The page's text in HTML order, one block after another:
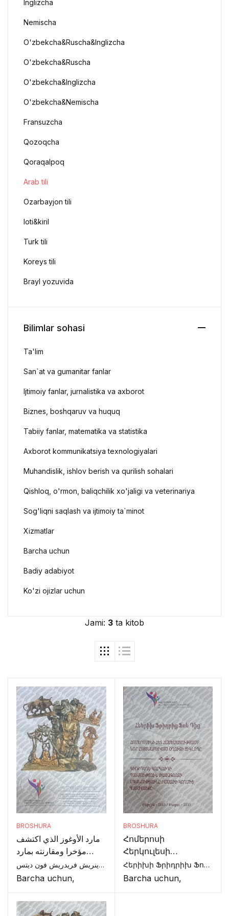
Jami: 3 ta kitob
BROSHURA
مارد الأوغوز الذي اكتشف
مؤخرا ومقارنته بمارد
"هوميروس" في ملحمة
الأوديسة
هاينريش فريدريش فون ديتس,
Barcha uchun,
BROSHURA
Հոմերոսի
Հերկուլեսի
Քննաւորութեան Եւ
Հայտերէն
Հերիխի Ֆրիդրիխ Ֆոն Դիտց,
Barcha uchun,
Inglizcha
Nemischa
O'zbekcha&Ruscha&Inglizcha
O'zbekcha&Ruscha
O'zbekcha&Inglizcha
O'zbekcha&Nemischa
Fransuzcha
Qozoqcha
Qoraqalpoq
Arab tili
Ozarbayjon tili
loti&kiril
Turk tili
Koreys tili
Brayl yozuvida
Bilimlar sohasi
Ta'lim
San`at va gumanitar fanlar
Ijtimoiy fanlar, jurnalistika va axborot
Biznes, boshqaruv va huquq
Tabiiy fanlar, matematika va statistika
Axborot kommunikatsiya texnologiyalari
Muhandislik, ishlov berish va qurilish sohalari
Qishloq, o'rmon, baliqchilik xo'jaligi va veterinariya
Sog'liqni saqlash va ijtimoiy ta`minot
Xizmatlar
Barcha uchun
Badiy adabiyot
Ko'zi ojizlar uchun